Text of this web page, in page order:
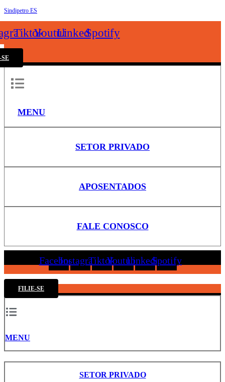
Sindipetro ES
TiktokYoutubeLinkedinSpotify
MENU
SETOR PRIVADO
APOSENTADOS
FALE CONOSCO
FacebookInstagramTiktokYoutubeLinkedinSpotify
FILIE-SE
MENU
SETOR PRIVADO